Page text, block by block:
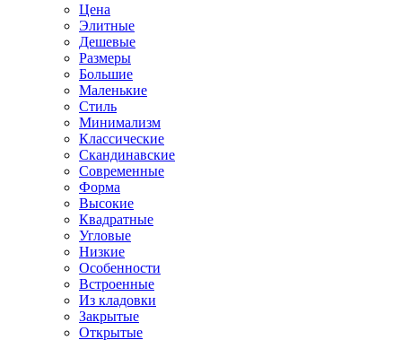
Цена
Элитные
Дешевые
Размеры
Большие
Маленькие
Стиль
Минимализм
Классические
Скандинавские
Современные
Форма
Высокие
Квадратные
Угловые
Низкие
Особенности
Встроенные
Из кладовки
Закрытые
Открытые